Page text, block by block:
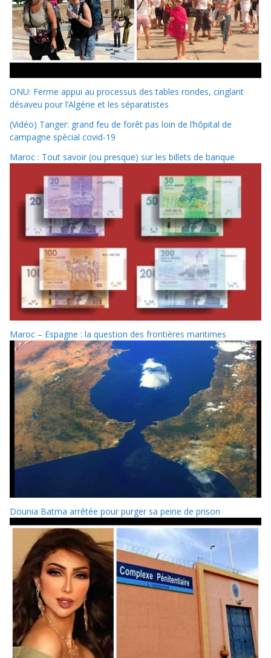
ONU: Ferme appui au processus des tables rondes, cinglant
désaveu pour l’Algérie et les séparatistes
(Vidéo) Tanger: grand feu de forêt pas loin de l’hôpital de
campagne spécial covid-19
Maroc : Tout savoir (ou presque) sur les billets de banque
Maroc – Espagne : la question des frontières maritimes
Dounia Batma arrêtée pour purger sa peine de prison